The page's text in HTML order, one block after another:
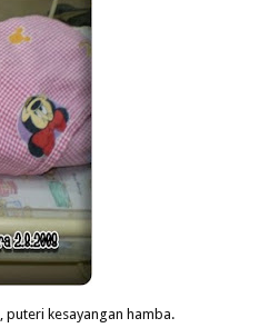
, puteri kesayangan hamba.